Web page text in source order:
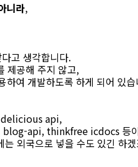
니라,
고 생각합니다.
제공해 주지 않고,
하여 개발하도록 하게 되어 있
api,
blog-api, thinkfree icdocs 등
외국으로 넣을 수도 있긴 하겠